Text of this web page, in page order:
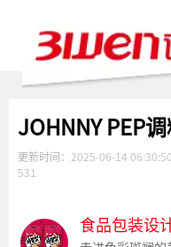
JOHNNY PEP
更新时间： 2025-06-14 06:30:50
531
食品包装设